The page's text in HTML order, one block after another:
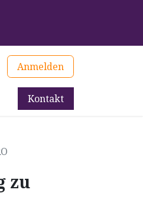
Anmelden
Mieten
Kontakt
zu